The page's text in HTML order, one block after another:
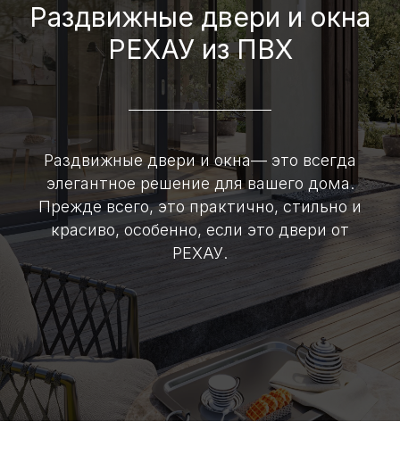
Раздвижные двери и окна
РЕХАУ из ПВХ
Раздвижные двери и окна— это всегда
элегантное решение для вашего дома.
Прежде всего, это практично, стильно и
красиво, особенно, если это двери от
РЕХАУ.